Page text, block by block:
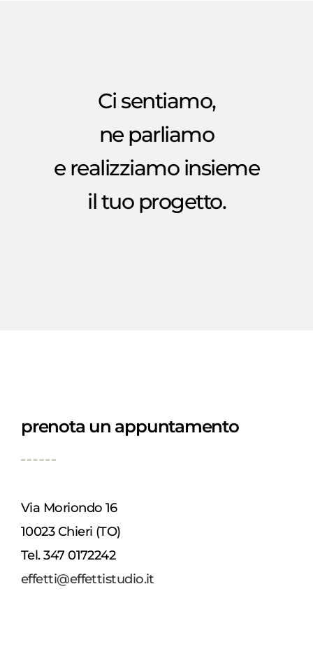
Ci sentiamo,
ne parliamo
e realizziamo insieme
il tuo progetto.
prenota un appuntamento
Via Moriondo 16
10023 Chieri (TO)
Tel. 347 0172242
effetti@effettistudio.it